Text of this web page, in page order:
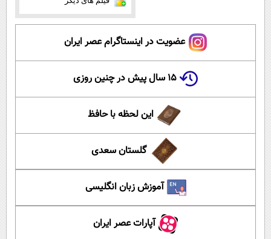
عضویت در اینستاگرام عصر ایران
۱۵ سال پیش در چنین روزی
این لحظه با حافظ
گلستان سعدی
آموزش زبان انگلیسی
آپارات عصر ایران